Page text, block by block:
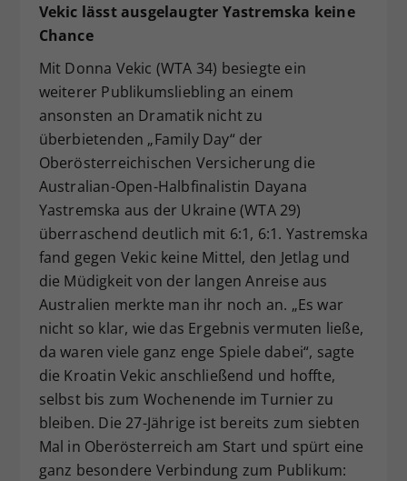
Vekic lässt ausgelaugter Yastremska keine
Chance
Mit Donna Vekic (WTA 34) besiegte ein
weiterer Publikumsliebling an einem
ansonsten an Dramatik nicht zu
überbietenden „Family Day“ der
Oberösterreichischen Versicherung die
Australian-Open-Halbfinalistin Dayana
Yastremska aus der Ukraine (WTA 29)
überraschend deutlich mit 6:1, 6:1. Yastremska
fand gegen Vekic keine Mittel, den Jetlag und
die Müdigkeit von der langen Anreise aus
Australien merkte man ihr noch an. „Es war
nicht so klar, wie das Ergebnis vermuten ließe,
da waren viele ganz enge Spiele dabei“, sagte
die Kroatin Vekic anschließend und hoffte,
selbst bis zum Wochenende im Turnier zu
bleiben. Die 27-Jährige ist bereits zum siebten
Mal in Oberösterreich am Start und spürt eine
ganz besondere Verbindung zum Publikum: